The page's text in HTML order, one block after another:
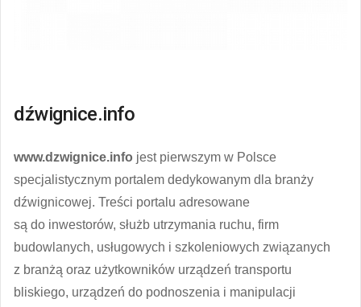
dźwignice.info
www.dzwignice.info jest pierwszym w Polsce
specjalistycznym portalem dedykowanym dla branży
dźwignicowej. Treści portalu adresowane
są do inwestorów, służb utrzymania ruchu, firm
budowlanych, usługowych i szkoleniowych związanych
z branżą oraz użytkowników urządzeń transportu
bliskiego, urządzeń do podnoszenia i manipulacji